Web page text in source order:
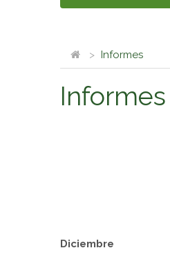
Informes
Informes
Diciembre